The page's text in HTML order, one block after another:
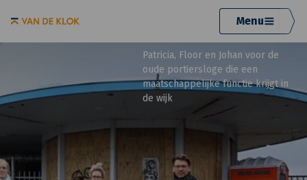
Menu
Patricia, Floor en Johan voor de
oude portiersloge die een
maatschappelijke functie krijgt in
de wijk